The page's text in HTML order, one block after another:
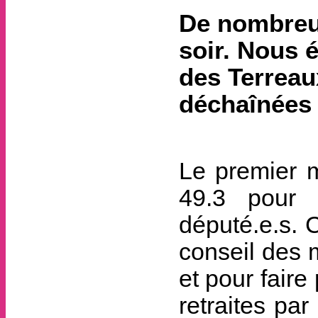
De
soir. Nous
des
Le premier
49.3 pour
député.e.s.
conseil des
et pour faire
retraites